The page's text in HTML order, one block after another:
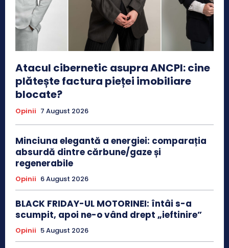
Atacul cibernetic asupra ANCPI: cine
plătește factura pieței imobiliare
blocate?
Opinii 7 August 2026
Minciuna elegantă a energiei: comparația
absurdă dintre cărbune/gaze și
regenerabile
Opinii 6 August 2026
BLACK FRIDAY-UL MOTORINEI: întâi s-a
scumpit, apoi ne-o vând drept „ieftinire”
Opinii 5 August 2026